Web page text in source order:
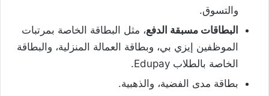
والتسوق.
البطاقات مسبقة الدفع، مثل البطاقة الخاصة بمرتبات
الموظفين إيزي بي، وبطاقة العمالة المنزلية، والبطاقة
الخاصة بالطلاب Edupay.
بطاقة مدى الفضية، والذهبية.